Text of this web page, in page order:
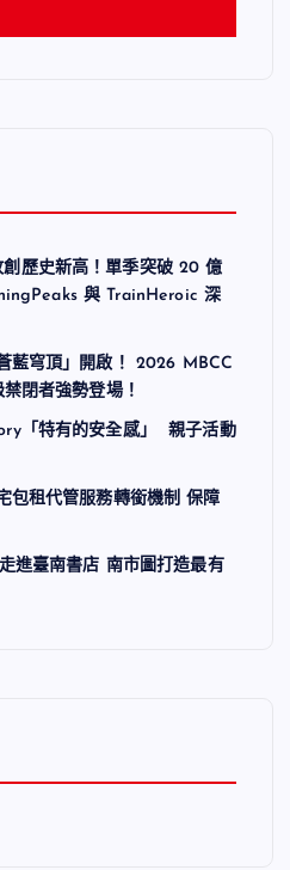
歷史新高！單季突破 20 億
與 TrainHeroic 深
藍穹頂」開啟！ 2026 MBCC
閉者強勢登場！
「特有的安全感」 親子活動
包租代管服務轉銜機制 保障
進臺南書店 南市圖打造最有